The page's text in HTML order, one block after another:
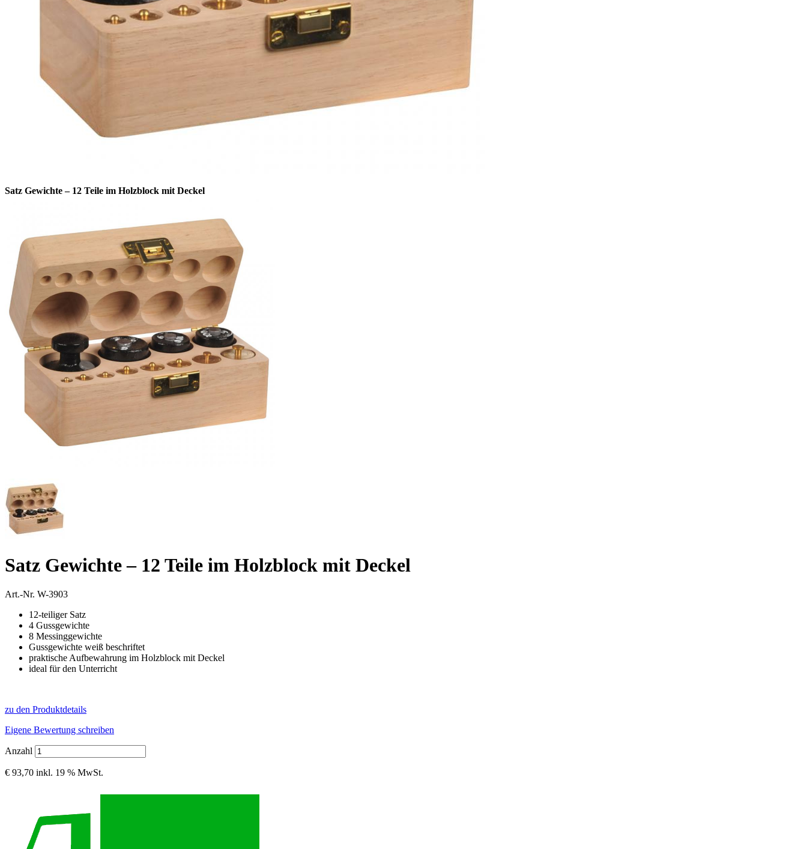
Satz Gewichte – 12 Teile im Holzblock mit Deckel
Satz Gewichte – 12 Teile im Holzblock mit Deckel
Art.-Nr. W-3903
12-teiliger Satz
4 Gussgewichte
8 Messinggewichte
Gussgewichte weiß beschriftet
praktische Aufbewahrung im Holzblock mit Deckel
ideal für den Unterricht
zu den Produktdetails
Eigene Bewertung schreiben
Anzahl
€ 93,70 inkl. 19 % MwSt.